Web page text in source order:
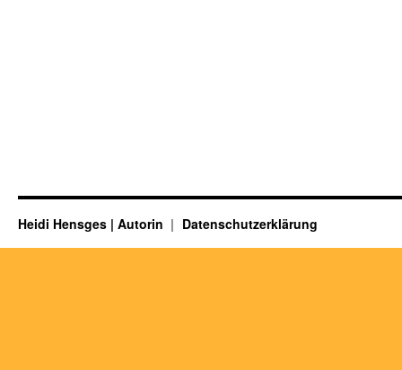
Heidi Hensges | Autorin Datenschutzerklärung